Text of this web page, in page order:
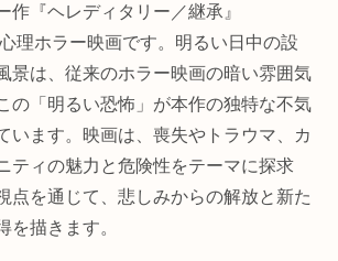
作『ヘレディタリー／継承』
理ホラー映画です。明るい日中の設
景は、従来のホラー映画の暗い雰囲気
の「明るい恐怖」が本作の独特な不気
います。映画は、喪失やトラウマ、カ
ティの魅力と危険性をテーマに探求
点を通じて、悲しみからの解放と新た
を描きます。